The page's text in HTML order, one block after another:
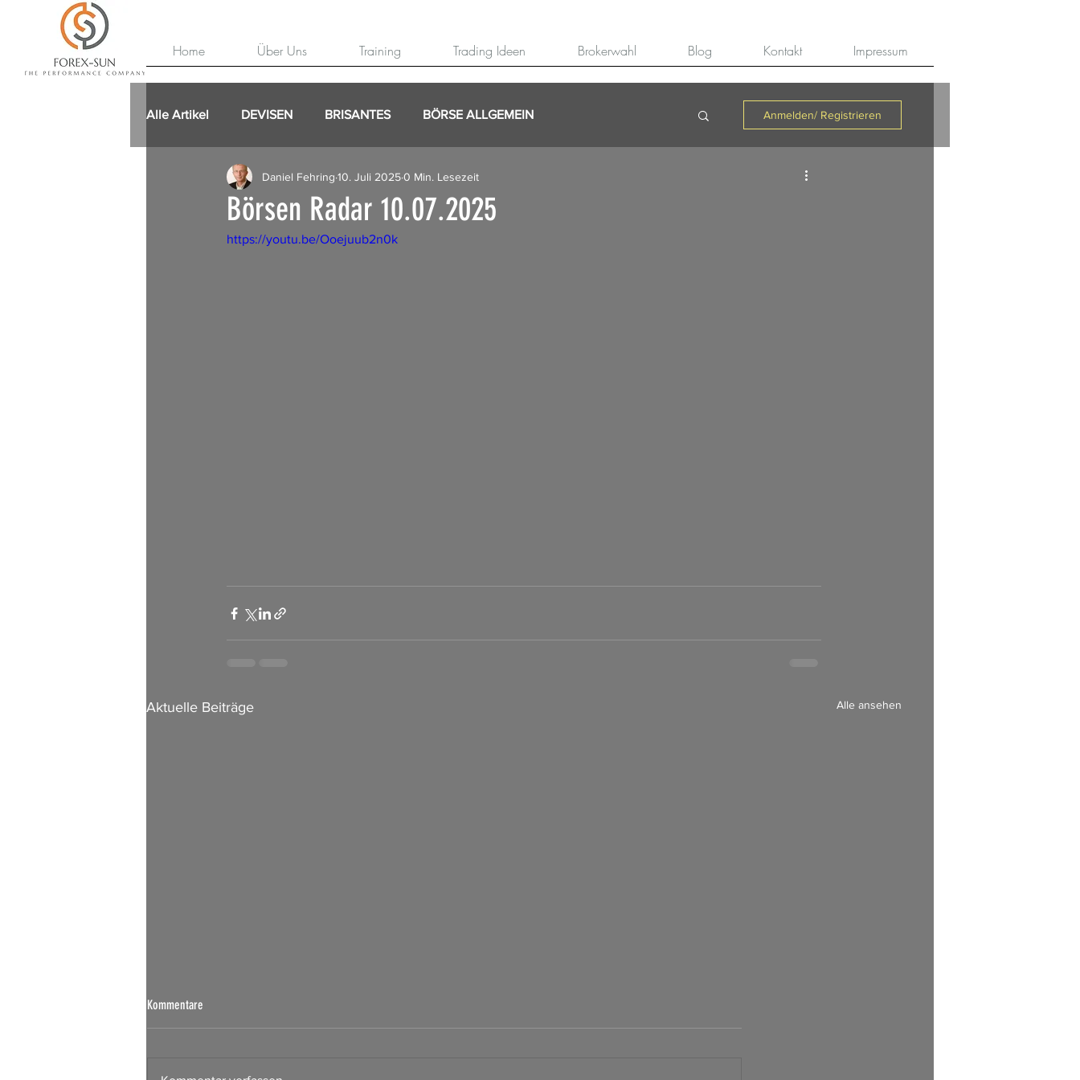
Home Über Uns Training Trading Ideen Brokerwahl Blog Kontakt Impressum
Alle Artikel DEVISEN BRISANTES BÖRSE ALLGEMEIN Anmelden/ Registrieren
Börsen Radar 10.07.2025
Daniel Fehring 10. Juli 20250 Min. Lesezeit
https://youtu.be/Ooejuub2n0k
Aktuelle Beiträge Alle ansehen
Börsen Radar 07.08.2026
Kommentare